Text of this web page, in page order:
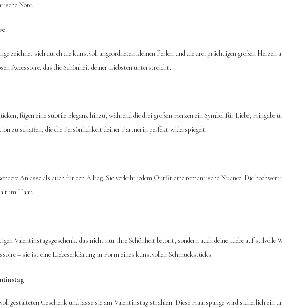
Note.
zeichnet sich durch die kunstvoll angeordneten kleinen Perlen und die drei prächtigen großen
Accessoire, das die Schönheit deiner Liebsten unterstreicht.
fügen eine subtile Eleganz hinzu, während die drei großen Herzen ein Symbol für Liebe,
zu schaffen, die die Persönlichkeit deiner Partnerin perfekt widerspiegelt.
Anlässe als auch für den Alltag. Sie verleiht jedem Outfit eine romantische Nuance. Die
im Haar.
Valentinstagsgeschenk, das nicht nur ihre Schönheit betont, sondern auch deine Liebe auf
– sie ist eine Liebeserklärung in Form eines kunstvollen Schmuckstücks.
gestalteten Geschenk und lasse sie am Valentinstag strahlen. Diese Haarspange wird sicherlich ein